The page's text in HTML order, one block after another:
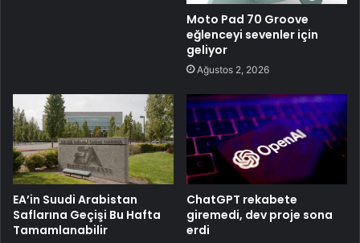
Moto Pad 70 Groove
eğlenceyi sevenler için
geliyor
Ağustos 2, 2026
EA’in Suudi Arabistan
Saflarına Geçişi Bu Hafta
Tamamlanabilir
ChatGPT rekabete
giremedi, dev proje sona
erdi